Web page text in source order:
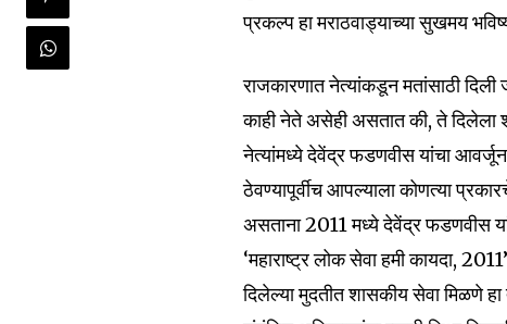
प्रकल्प हा मराठवाड्याच्या सुखमय
राजकारणात नेत्यांकडून मतांसाठी
काही नेते असेही असतात की, ते दिलेला
नेत्यांमध्ये देवेंद्र फडणवीस यांचा
ठेवण्यापूर्वीच आपल्याला कोणत्या
असताना 2011 मध्ये देवेंद्र फडणवीस
‘महाराष्ट्र लोक सेवा हमी कायदा,
दिलेल्या मुदतीत शासकीय सेवा मिळणे